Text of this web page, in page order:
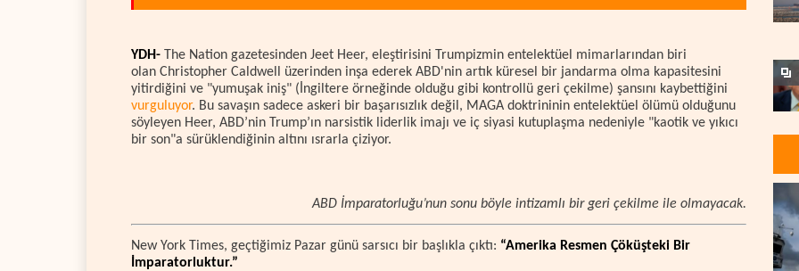
YDH-
The Nation gazetesinden Jeet Heer, eleştirisini Trumpizmin entelektüel mimarlarından biri
olan Christopher Caldwell üzerinden inşa ederek ABD'nin artık küresel bir jandarma olma kapasitesini
yitirdiğini ve "yumuşak iniş" (İngiltere örneğinde olduğu gibi kontrollü geri çekilme) şansını kaybettiğini
vurguluyor. Bu savaşın sadece askeri bir başarısızlık değil, MAGA doktrininin entelektüel ölümü olduğunu
söyleyen Heer, ABD’nin Trump’ın narsistik liderlik imajı ve iç siyasi kutuplaşma nedeniyle "kaotik ve yıkıcı
bir son"a sürüklendiğinin altını ısrarla çiziyor.
ABD İmparatorluğu’nun sonu böyle intizamlı bir geri çekilme ile olmayacak.
New York Times, geçtiğimiz Pazar günü sarsıcı bir başlıkla çıktı: “Amerika Resmen Çöküşteki Bir
İmparatorluktur.”